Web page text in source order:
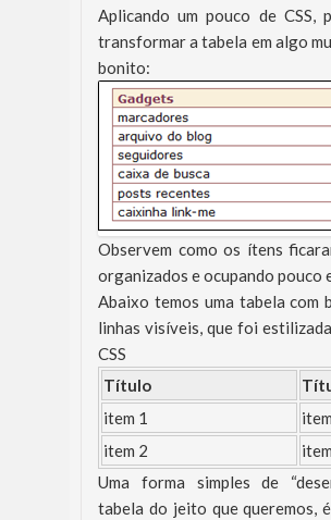
Aplicando um pouco de CSS,
transformar a tabela em algo
bonito:
Observem como os ítens
organizados e ocupando pouco
Abaixo temos uma tabela com
linhas visíveis, que foi
CSS
Título
item 1
item 2
Uma forma simples de
tabela do jeito que queremos,